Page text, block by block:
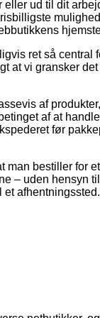
ud til dit
ret så central
at vi gransker
af
af at
før
man bestiller for
– uden hensyn
afhentningssted.